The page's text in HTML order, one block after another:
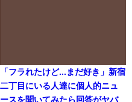
「フラれたけど...まだ好き」新宿
二丁目にいる人達に個人的ニュ
ースを聞いてみたら回答がヤバ